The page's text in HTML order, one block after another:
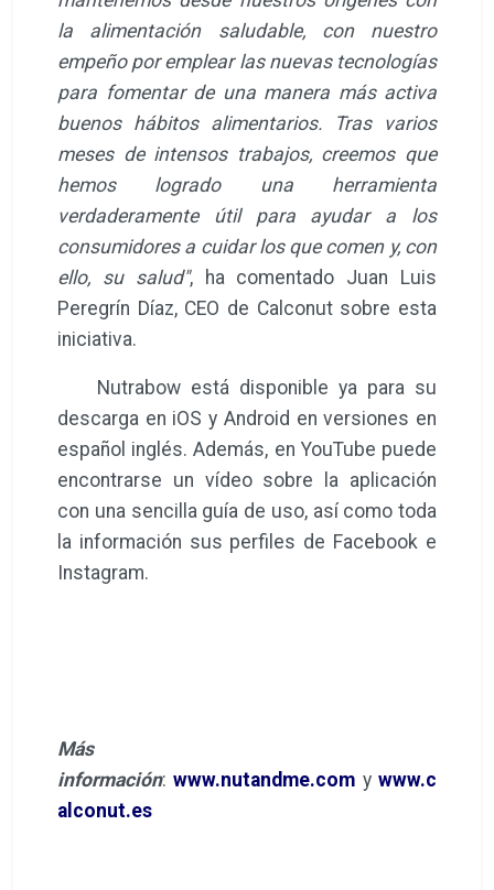
la alimentación saludable, con nuestro
empeño por emplear las nuevas tecnologías
para fomentar de una manera más activa
buenos hábitos alimentarios. Tras varios
meses de intensos trabajos, creemos que
hemos logrado una herramienta
verdaderamente útil para ayudar a los
consumidores a cuidar los que comen y, con
ello, su salud", ha comentado Juan Luis
Peregrín Díaz, CEO de Calconut sobre esta
iniciativa.
Nutrabow está disponible ya para su
descarga en iOS y Android en versiones en
español inglés. Además, en YouTube puede
encontrarse un vídeo sobre la aplicación
con una sencilla guía de uso, así como toda
la información sus perfiles de Facebook e
Instagram.
Más
información:www.nutandme.com ywww.c
alconut.es